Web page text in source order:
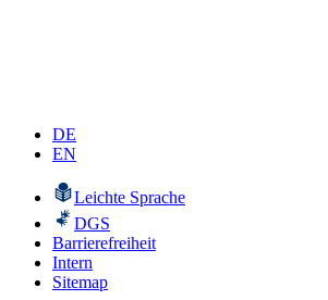
DE
EN
Leichte Sprache
DGS
Barrierefreiheit
Intern
Sitemap